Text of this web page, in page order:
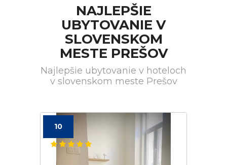
NAJLEPŠIE
UBYTOVANIE V
SLOVENSKOM
MESTE PREŠOV
Najlepšie ubytovanie v hoteloch
v slovenskom meste Prešov
10